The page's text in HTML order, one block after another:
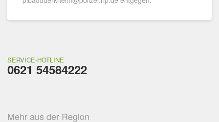
SERVICE-HOTLINE
0621 54584222
Mehr aus der Region